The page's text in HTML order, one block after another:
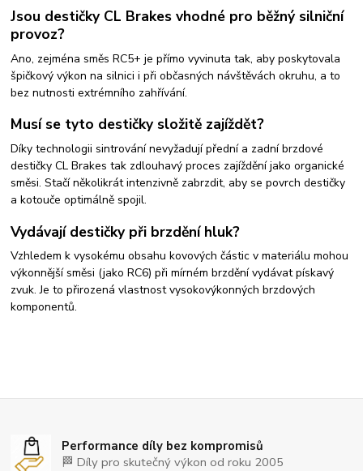
Jsou destičky CL Brakes vhodné pro běžný silniční
provoz?
Ano, zejména směs RC5+ je přímo vyvinuta tak, aby poskytovala
špičkový výkon na silnici i při občasných návštěvách okruhu, a to
bez nutnosti extrémního zahřívání.
Musí se tyto destičky složitě zajíždět?
Díky technologii sintrování nevyžadují přední a zadní brzdové
destičky CL Brakes tak zdlouhavý proces zajíždění jako organické
směsi. Stačí několikrát intenzivně zabrzdit, aby se povrch destičky
a kotouče optimálně spojil.
Vydávají destičky při brzdění hluk?
Vzhledem k vysokému obsahu kovových částic v materiálu mohou
výkonnější směsi (jako RC6) při mírném brzdění vydávat pískavý
zvuk. Je to přirozená vlastnost vysokovýkonných brzdových
komponentů.
Performance díly bez kompromisů
🏁 Díly pro skutečný výkon od roku 2005